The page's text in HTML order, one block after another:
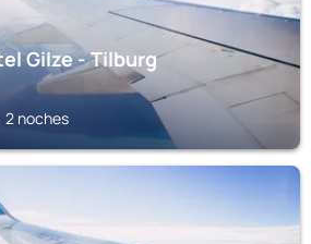
Gilze - Tilburg
2 noches